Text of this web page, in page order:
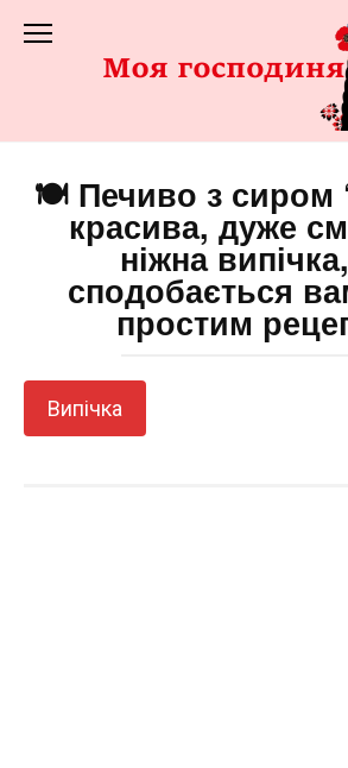
до
🍽️ Печиво з сиром
красива, дуже
ніжна
сподобається
простим
Випічка